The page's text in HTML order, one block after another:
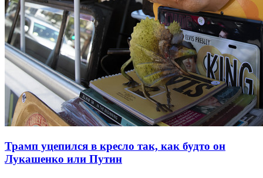
Трамп уцепился в кресло так, как будто он
Лукашенко или Путин